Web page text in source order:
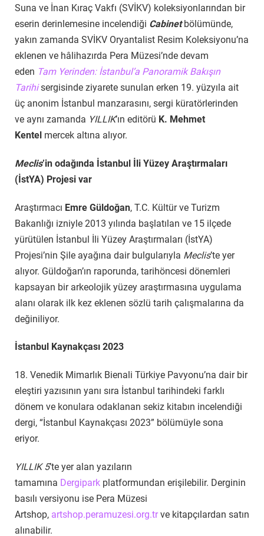
Suna ve İnan Kıraç Vakfı (SVİKV) koleksiyonlarından bir
eserin derinlemesine incelendiği Cabinetbölümünde,
yakın zamanda SVİKV Oryantalist Resim Koleksiyonu’na
eklenen ve hâlihazırda Pera Müzesi’nde devam
eden Tam Yerinden: İstanbul’a Panoramik Bakışın
Tarihi sergisinde ziyarete sunulan erken 19. yüzyıla ait
üç anonim İstanbul manzarasını, sergi küratörlerinden
ve aynı zamanda YILLIK’ın editörü K. Mehmet
Kentel mercek altına alıyor.
Meclis’in odağında İstanbul İli Yüzey Araştırmaları
(İstYA) Projesi var
Araştırmacı Emre Güldoğan, T.C. Kültür ve Turizm
Bakanlığı izniyle 2013 yılında başlatılan ve 15 ilçede
yürütülen İstanbul İli Yüzey Araştırmaları (İstYA)
Projesi’nin Şile ayağına dair bulgularıyla Meclis’te yer
alıyor. Güldoğan’ın raporunda, tarihöncesi dönemleri
kapsayan bir arkeolojik yüzey araştırmasına uygulama
alanı olarak ilk kez eklenen sözlü tarih çalışmalarına da
değiniliyor.
İstanbul Kaynakçası 2023
18. Venedik Mimarlık Bienali Türkiye Pavyonu’na dair bir
eleştiri yazısının yanı sıra İstanbul tarihindeki farklı
dönem ve konulara odaklanan sekiz kitabın incelendiği
dergi, “İstanbul Kaynakçası 2023” bölümüyle sona
eriyor.
YILLIK 5’te yer alan yazıların
tamamına Dergipark platformundan erişilebilir. Derginin
basılı versiyonu ise Pera Müzesi
Artshop, artshop.peramuzesi.org.trve kitapçılardan satın
alınabilir.